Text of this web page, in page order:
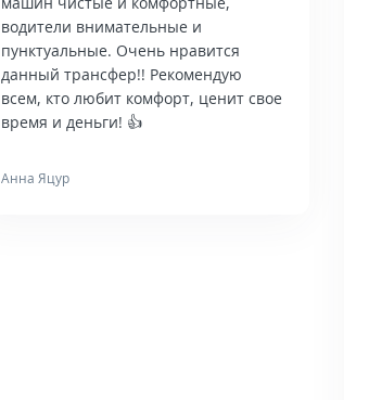
водители внимательные и
пунктуальные. Очень нравится
данный трансфер!! Рекомендую
всем, кто любит комфорт, ценит свое
время и деньги! 👍
Анна Яцур